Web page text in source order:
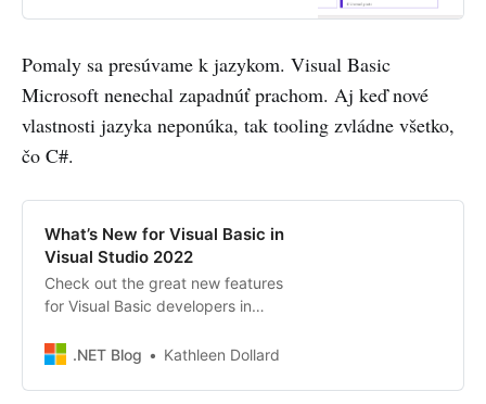
Pomaly sa presúvame k jazykom. Visual Basic
Microsoft nenechal zapadnúť prachom. Aj keď nové
vlastnosti jazyka neponúka, tak tooling zvládne všetko,
čo C#.
What’s New for Visual Basic in
Visual Studio 2022
Check out the great new features
for Visual Basic developers in
.NET Blog
Kathleen Dollard